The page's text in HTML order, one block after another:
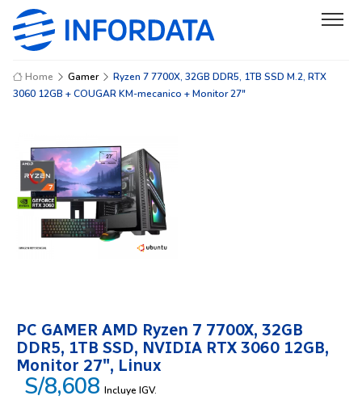
Home Gamer
Ryzen 7 7700X, 32GB DDR5, 1TB SSD M.2, RTX
3060 12GB + COUGAR KM-mecanico + Monitor 27"
PC GAMER AMD Ryzen 7 7700X, 32GB
DDR5, 1TB SSD, NVIDIA RTX 3060 12GB,
Monitor 27″, Linux
S/8,608 Incluye IGV.